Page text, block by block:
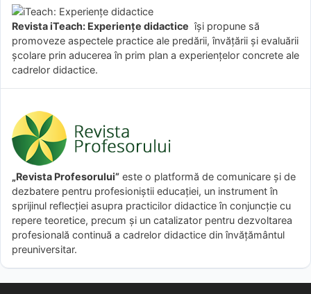
Revista iTeach: Experienţe didactice îşi propune să
promoveze aspectele practice ale predării, învăţării şi evaluării
şcolare prin aducerea în prim plan a experienţelor concrete ale
cadrelor didactice.
„Revista Profesorului” este o platformă de comunicare și de
dezbatere pentru profesioniștii educației, un instrument în
sprijinul reflecției asupra practicilor didactice în conjuncție cu
repere teoretice, precum și un catalizator pentru dezvoltarea
profesională continuă a cadrelor didactice din învățământul
preuniversitar.